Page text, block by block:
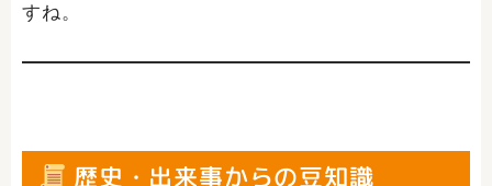
すね。
歴史・出来事からの豆知識